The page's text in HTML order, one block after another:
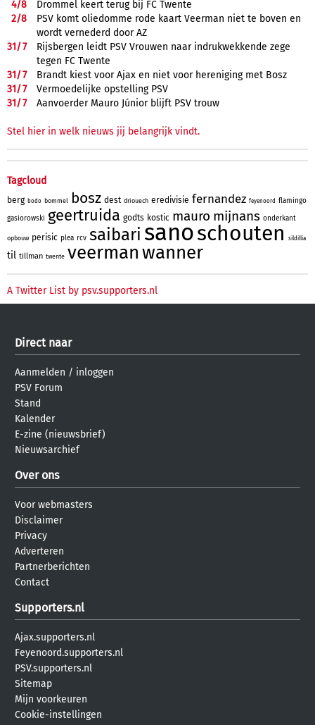
4/8
Drommel keert terug bij FC Twente
2/8
PSV komt oliedomme rode kaart Veerman niet te boven en
wordt vernederd door AZ
31/7
Rijsbergen leidt PSV Vrouwen naar indrukwekkende zege
tegen FC Twente
31/7
Brandt kiest voor Ajax en niet voor hereniging met Bosz
31/7
Vermoedelijke opstelling PSV
31/7 Aanvoerder Mauro Júnior blijft PSV trouw
Stel hier in welk nieuws jij belangrijk vindt.
Tagcloud
berg bodo bommel bosz dest driouech eredivisie fernandez feyenoord flamingo
gasiorowski geertruida godts kostic mauro mijnans onderkant
opbouw perisic plea rcv saibari sanoschouten sildillia
til tillman twente veermanwanner
A Twitter List by psv.supporters.nl
Direct naar
Aanmelden / inloggen
PSV Forum
Stand
Kalender
E-zine (nieuwsbrief)
Nieuwsarchief
Over ons
Voor webmasters
Disclaimer
Privacy
Adverteren
Partnerberichten
Contact
Supporters.nl
Ajax.supporters.nl
Feyenoord.supporters.nl
PSV.supporters.nl
Sitemap
Mijn voorkeuren
Cookie-instellingen